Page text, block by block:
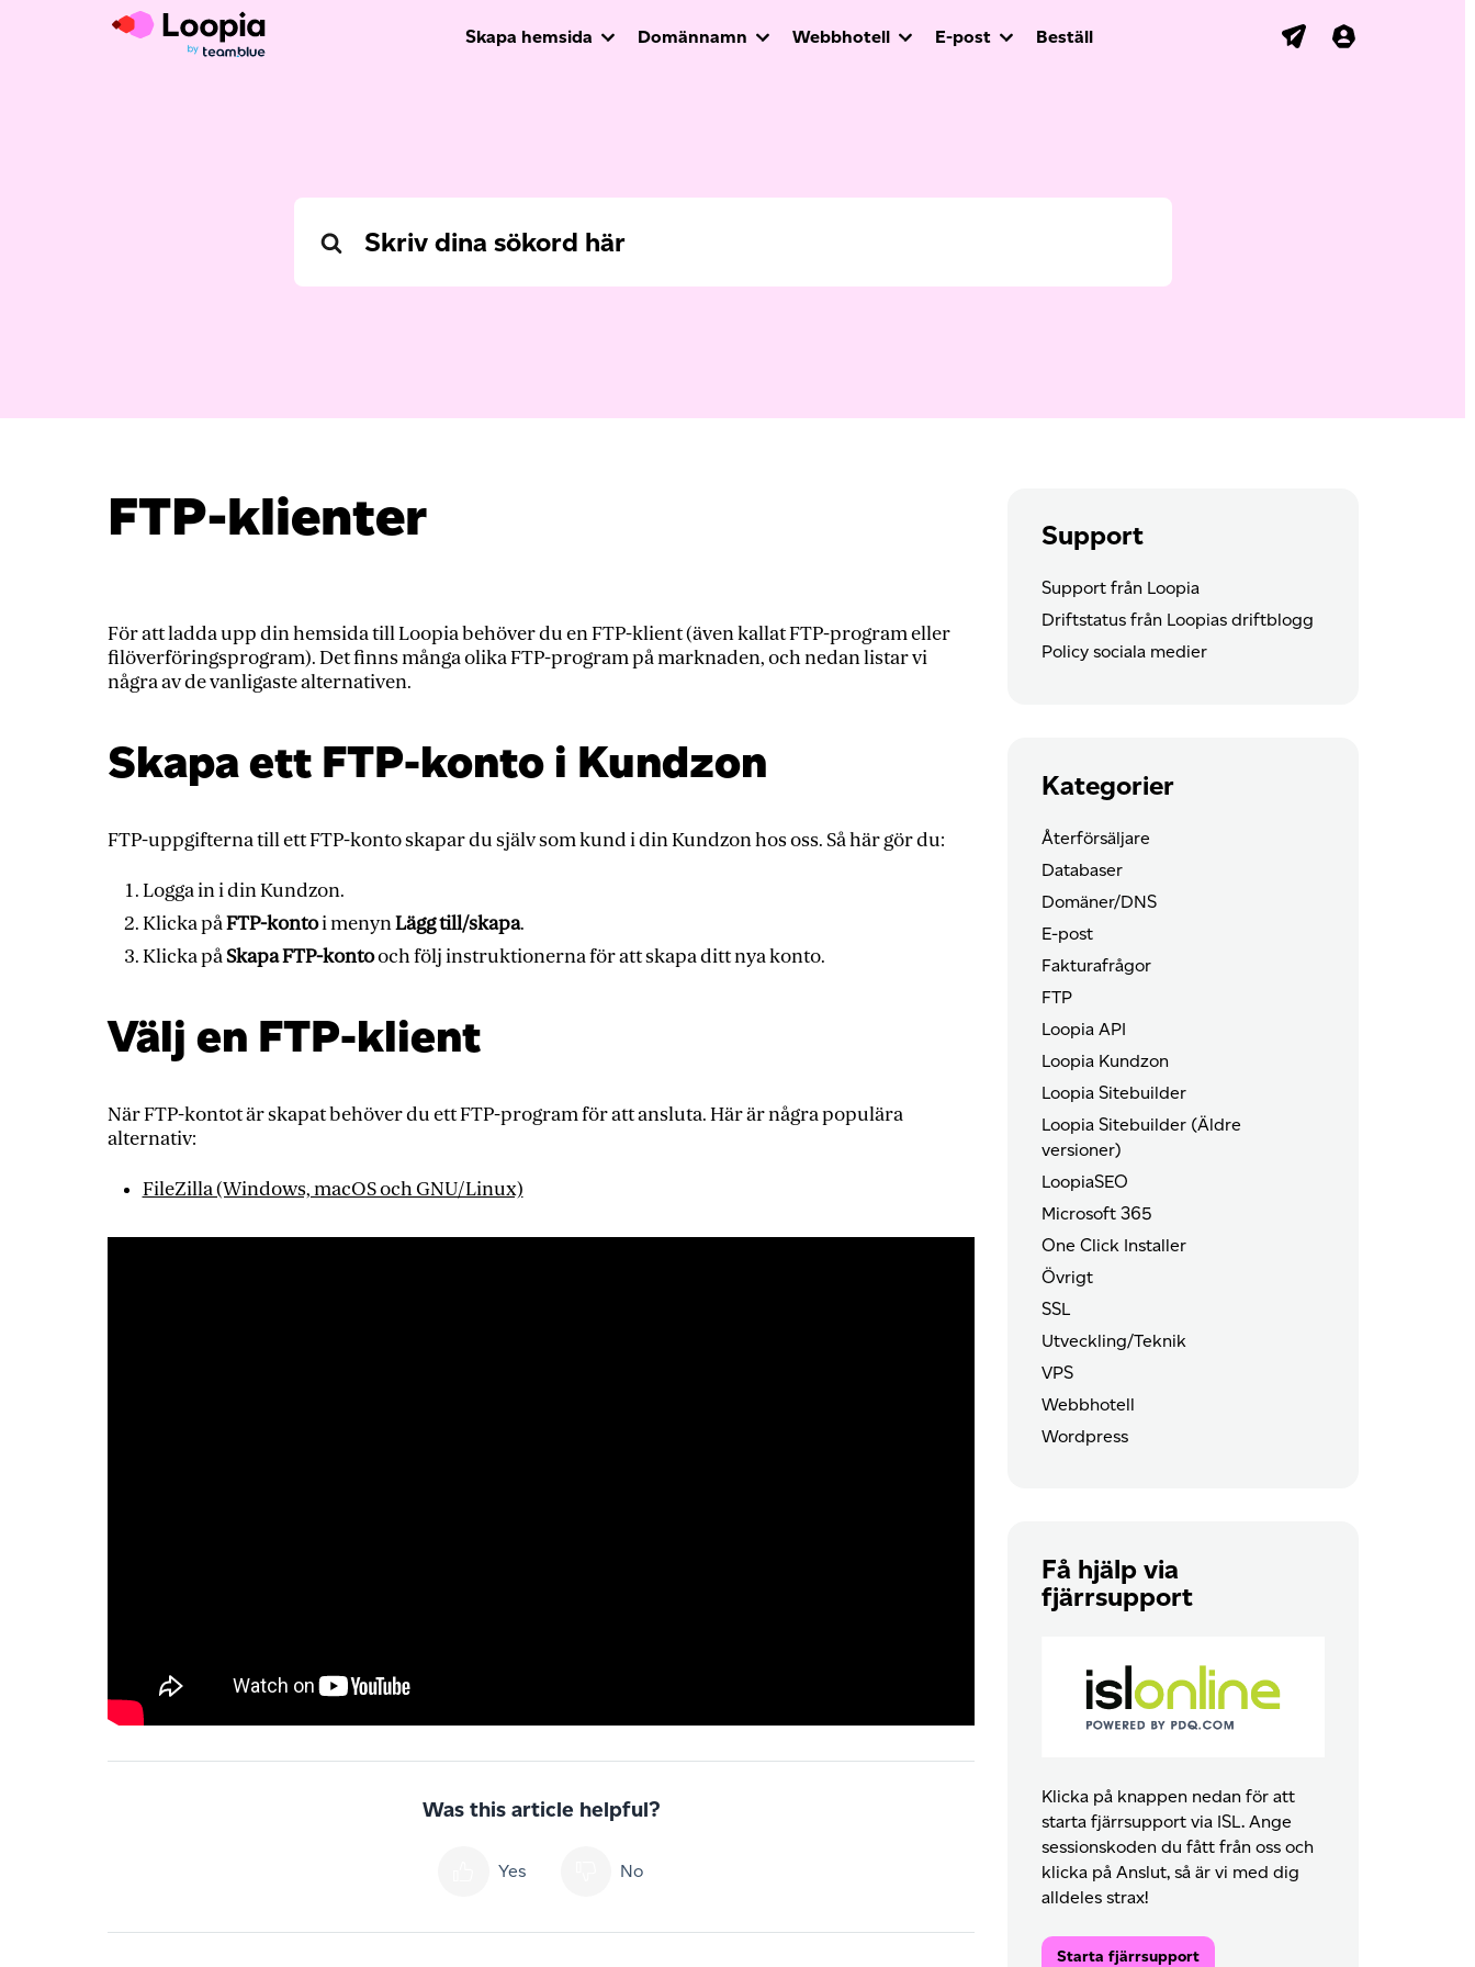
Skapa hemsida Domännamn Webbhotell E-post Beställ
Search
FTP-klienter
För att ladda upp din hemsida till Loopia behöver du en FTP-klient (även kallat FTP-program eller
filöverföringsprogram). Det finns många olika FTP-program på marknaden, och nedan listar vi
några av de vanligaste alternativen.
Skapa ett FTP-konto i Kundzon
FTP-uppgifterna till ett FTP-konto skapar du själv som kund i din Kundzon hos oss. Så här gör du:
Logga in i din Kundzon.
Klicka påFTP-kontoi menynLägg till/skapa.
Klicka påSkapa FTP-kontooch följ instruktionerna för att skapa ditt nya konto.
Välj en FTP-klient
När FTP-kontot är skapat behöver du ett FTP-program för att ansluta. Här är några populära
alternativ:
FileZilla (Windows, macOS och GNU/Linux)
Was this article helpful?
Yes No
Support
Support från Loopia
Driftstatus från Loopias driftblogg
Policy sociala medier
Kategorier
Återförsäljare
Databaser
Domäner/DNS
E-post
Fakturafrågor
FTP
Loopia API
Loopia Kundzon
Loopia Sitebuilder
Loopia Sitebuilder (Äldre
versioner)
LoopiaSEO
Microsoft 365
One Click Installer
Övrigt
SSL
Utveckling/Teknik
VPS
Webbhotell
Wordpress
Få hjälp via
fjärrsupport
Klicka på knappen nedan för att
starta fjärrsupport via ISL. Ange
sessionskoden du fått från oss och
klicka på Anslut, så är vi med dig
alldeles strax!
Starta fjärrsupport